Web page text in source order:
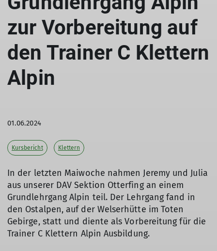
zur Vorbereitung auf
den Trainer C Klettern
Alpin
01.06.2024
Kursbericht Klettern
In der letzten Maiwoche nahmen Jeremy und Julia
aus unserer DAV Sektion Otterfing an einem
Grundlehrgang Alpin teil. Der Lehrgang fand in
den Ostalpen, auf der Welserhütte im Toten
Gebirge, statt und diente als Vorbereitung für die
Trainer C Klettern Alpin Ausbildung.